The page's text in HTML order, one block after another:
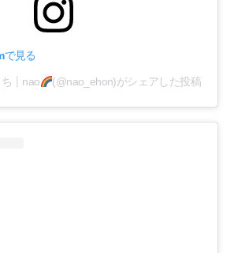
で見る
ち┋nao (@nao_ehon)がシェアした投稿